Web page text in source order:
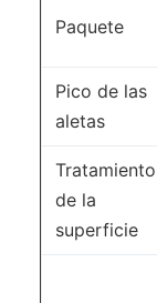
Paquete
Pico de las
aletas
Tratamiento
de la
superficie